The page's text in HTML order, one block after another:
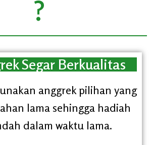
?
Segar Berkualitas
anggrek pilihan yang
lama sehingga hadiah
dalam waktu lama.